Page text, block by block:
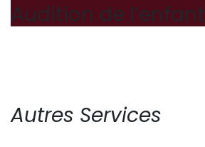
Audition de l’enfant
Autres Services